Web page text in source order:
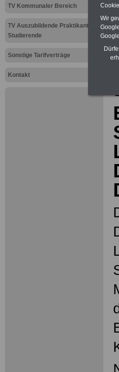
TV Kommunaler Bereich
TV Auszubildende Praktikanten
Studierende
Sonstige Tarifverträge
Kontakt
Wir